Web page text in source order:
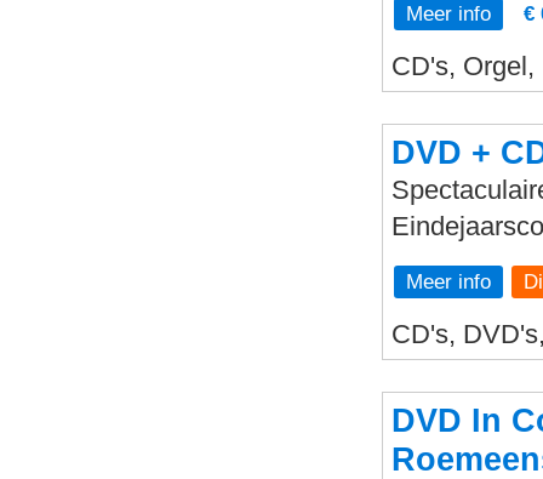
Meer info €
CD's, Orgel,
DVD +
Meer info
CD's,
DVD In